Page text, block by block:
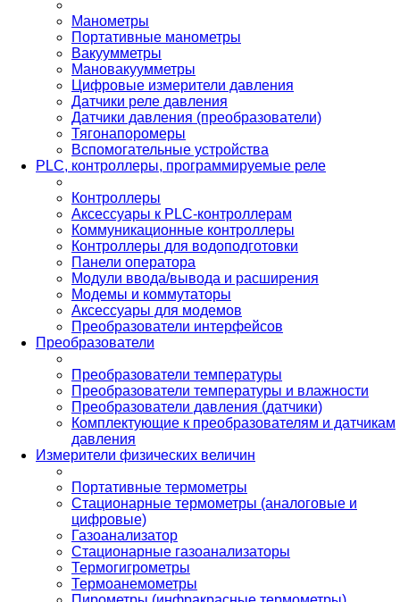
Манометры
Портативные манометры
Вакуумметры
Мановакуумметры
Цифровые измерители давления
Датчики реле давления
Датчики давления (преобразователи)
Тягонапоромеры
Вспомогательные устройства
PLС, контроллеры, программируемые реле
Контроллеры
Аксессуары к PLC-контроллерам
Коммуникационные контроллеры
Контроллеры для водоподготовки
Панели оператора
Модули ввода/вывода и расширения
Модемы и коммутаторы
Аксессуары для модемов
Преобразователи интерфейсов
Преобразователи
Преобразователи температуры
Преобразователи температуры и влажности
Преобразователи давления (датчики)
Комплектующие к преобразователям и датчикам
давления
Измерители физических величин
Портативные термометры
Стационарные термометры (аналоговые и
цифровые)
Газоанализатор
Стационарные газоанализаторы
Термогигрометры
Термоанемометры